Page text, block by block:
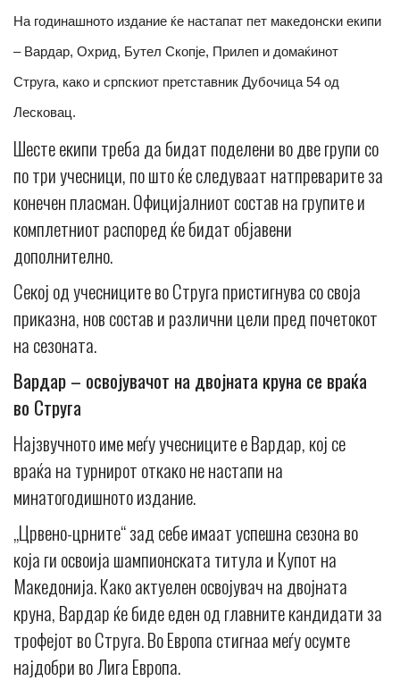
На годинашното издание ќе настапат пет македонски екипи
– Вардар, Охрид, Бутел Скопје, Прилеп и домаќинот
Струга, како и српскиот претставник Дубочица 54 од
Лесковац.
Шесте екипи треба да бидат поделени во две групи со
по три учесници, по што ќе следуваат натпреварите за
конечен пласман. Официјалниот состав на групите и
комплетниот распоред ќе бидат објавени
дополнително.
Секој од учесниците во Струга пристигнува со своја
приказна, нов состав и различни цели пред почетокот
на сезоната.
Вардар – освојувачот на двојната круна се враќа
во Струга
Најзвучното име меѓу учесниците е Вардар, кој се
враќа на турнирот откако не настапи на
минатогодишното издание.
„Црвено-црните“ зад себе имаат успешна сезона во
која ги освоија шампионската титула и Купот на
Македонија. Како актуелен освојувач на двојната
круна, Вардар ќе биде еден од главните кандидати за
трофејот во Струга. Во Европа стигнаа меѓу осумте
најдобри во Лига Европа.